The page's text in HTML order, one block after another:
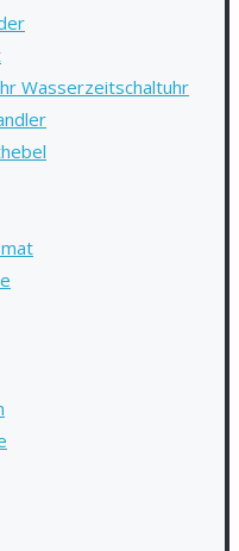
Wasserzeitschaltuhr